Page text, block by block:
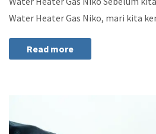
Water Heater Gas Niko, mari kita
Read more